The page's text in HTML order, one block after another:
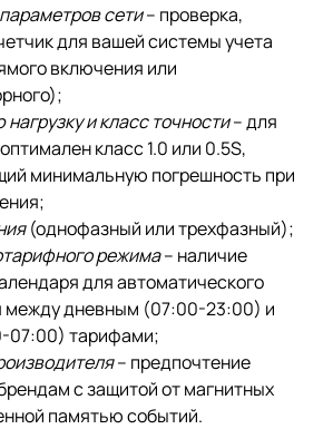
сети– проверка,
для вашей системы учета
включения или
и класс точности– для
класс 1.0 или 0.5S,
минимальную погрешность при
(однофазный или трехфазный);
режима– наличие
для автоматического
между дневным (07:00-23:00) и
07:00) тарифами;
– предпочтение
с защитой от магнитных
памятью событий.